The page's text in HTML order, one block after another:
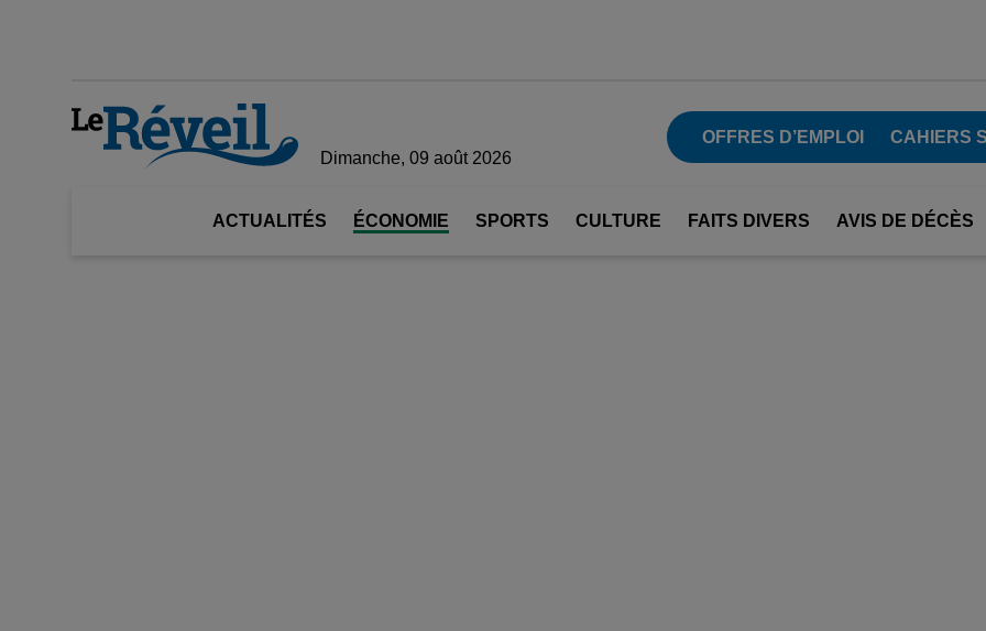
Dimanche, 09 août 2026
OFFRES D’EMPLOI CAHIERS
ACTUALITÉS ÉCONOMIE SPORTS CULTURE FAITS DIVERS AVIS DE DÉCÈS